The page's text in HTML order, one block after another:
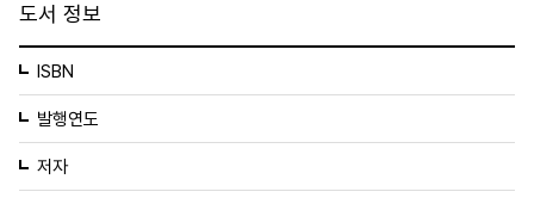
도서 정보
ISBN
발행연도
저자